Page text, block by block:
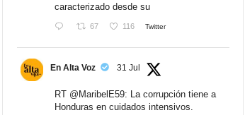
caracterizado desde su
67 116 Twitter
En Alta Voz 31 Jul
RT @MaribelE59: La corrupción tiene a
Honduras en cuidados intensivos.